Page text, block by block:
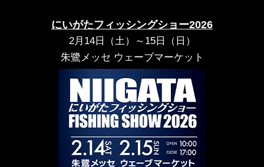
にいがたフィッシングショー2026
2月14日（土）～15日（日）
朱鷺メッセ ウェーブマーケット